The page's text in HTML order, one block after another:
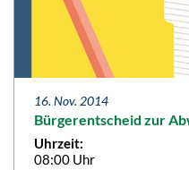
16. Nov. 2014
Bürgerentscheid zur
Uhrzeit:
08:00 Uhr